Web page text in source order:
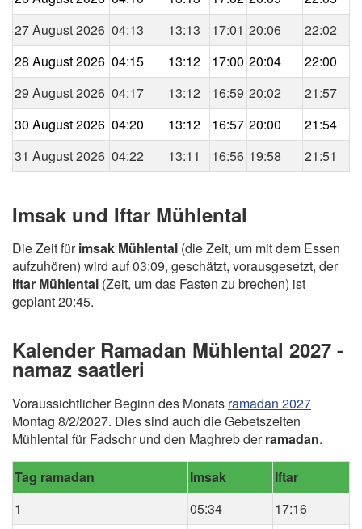
27 August 2026 04:13 13:13 17:01 20:06
22:02
28 August 2026 04:15 13:12 17:00 20:04
22:00
29 August 2026 04:17 13:12 16:59 20:02
21:57
30 August 2026 04:20 13:12 16:57 20:00
21:54
31 August 2026 04:22 13:11 16:56 19:58 21:51
Imsak und Iftar Mühlental
Die Zeit fürimsak Mühlental (die Zeit, um mit dem Essen
aufzuhören) wird auf 03:09, geschätzt, vorausgesetzt, der
Iftar Mühlental (Zeit, um das Fasten zu brechen) ist
geplant 20:45.
Kalender Ramadan Mühlental 2027 -
namaz saatleri
Voraussichtlicher Beginn des Monats ramadan 2027
Montag 8/2/2027. Dies sind auch die Gebetszeiten
Mühlental für Fadschr und den Maghreb derramadan.
Tag ramadan Imsak
Iftar
1
05:34
17:16